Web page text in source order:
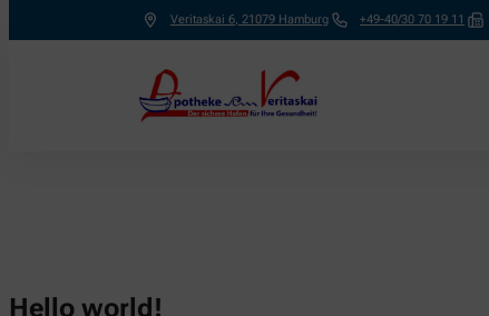
Veritaskai 6, 21079 Hamburg +49-40/30 70 19 11
Hello world!